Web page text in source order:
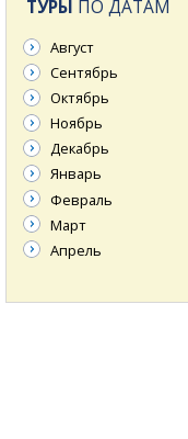
ТУРЫ ПО ДАТАМ
Август
Сентябрь
Октябрь
Ноябрь
Декабрь
Январь
Февраль
Март
Апрель